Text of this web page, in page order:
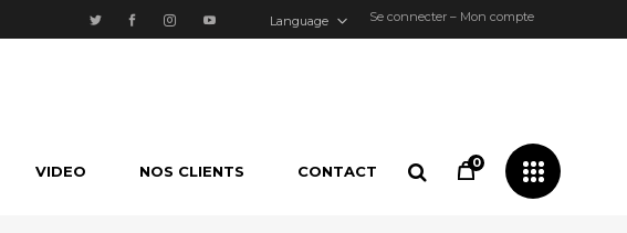
Se connecter – Mon compte
Language
VIDEO NOS CLIENTS CONTACT 0